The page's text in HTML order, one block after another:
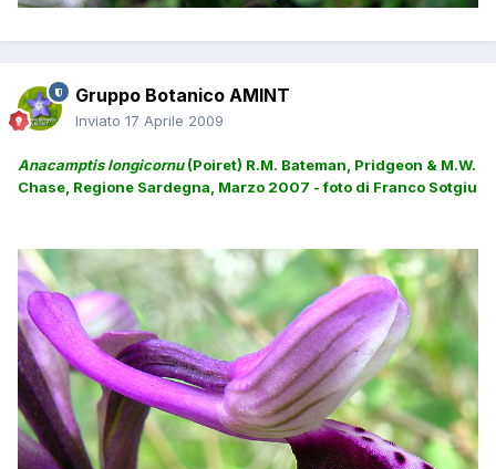
Gruppo Botanico AMINT
Inviato 17 Aprile 2009
Anacamptis longicornu(Poiret) R.M. Bateman, Pridgeon & M.W.
Chase, Regione Sardegna, Marzo 2007 - foto di Franco Sotgiu